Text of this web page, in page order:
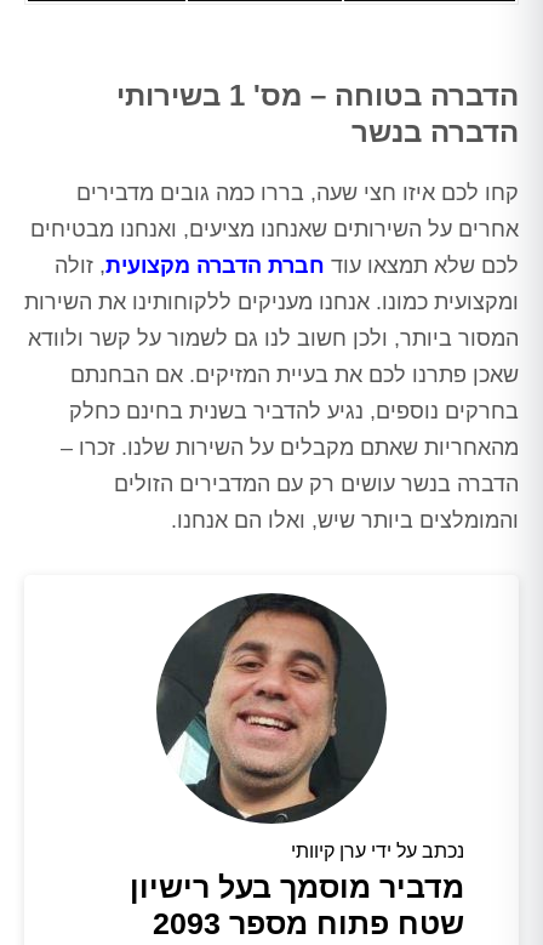
הדברה בטוחה – מס' 1 בשירותי
הדברה בנשר
קחו לכם איזו חצי שעה, בררו כמה גובים מדבירים
אחרים על השירותים שאנחנו מציעים, ואנחנו מבטיחים
לכם שלא תמצאו עוד חברת הדברה מקצועית, זולה
ומקצועית כמונו. אנחנו מעניקים ללקוחותינו את השירות
המסור ביותר, ולכן חשוב לנו גם לשמור על קשר ולוודא
שאכן פתרנו לכם את בעיית המזיקים. אם הבחנתם
בחרקים נוספים, נגיע להדביר בשנית בחינם כחלק
מהאחריות שאתם מקבלים על השירות שלנו. זכרו –
הדברה בנשר עושים רק עם המדבירים הזולים
והמומלצים ביותר שיש, ואלו הם אנחנו.
נכתב על ידי ערן קיוותי
מדביר מוסמך בעל רישיון
שטח פתוח מספר 2093